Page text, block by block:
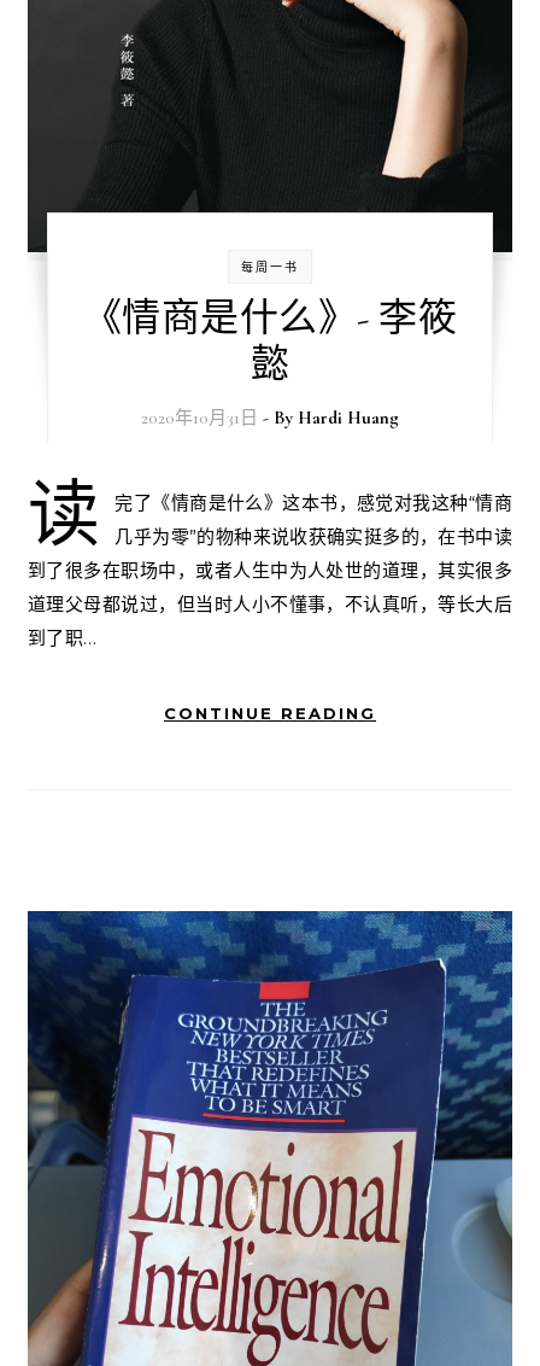
每周一书
《情商是什么》- 李筱
懿
2020年10月31日 - By Hardi Huang
读
完了《情商是什么》这本书，感觉对我这种“情商
几乎为零”的物种来说收获确实挺多的，在书中读
到了很多在职场中，或者人生中为人处世的道理，其实很多
道理父母都说过，但当时人小不懂事，不认真听，等长大后
到了职…
CONTINUE READING